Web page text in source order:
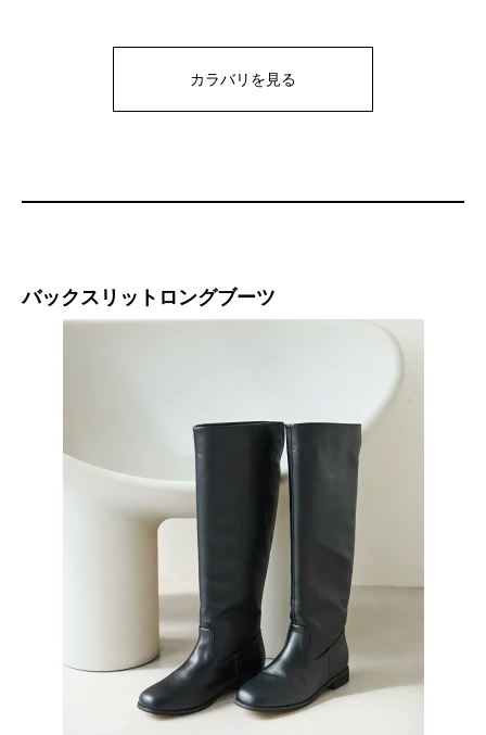
カラバリを見る
バックスリットロングブーツ